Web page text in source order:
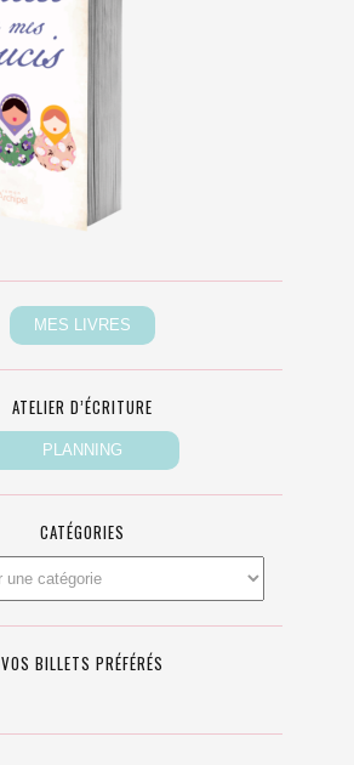
ATELIER D’ÉCRITURE
CATÉGORIES
VOS BILLETS PRÉFÉRÉS